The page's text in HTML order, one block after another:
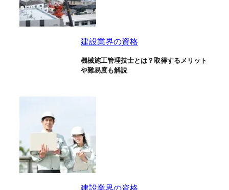
建設業界の資格
機械施工管理技士とは？取得するメリット
や難易度も解説
建設業界の資格